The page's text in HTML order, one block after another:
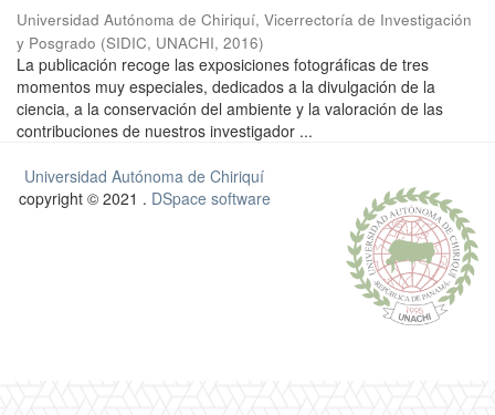
Universidad Autónoma de Chiriquí, Vicerrectoría de Investigación
y Posgrado (SIDIC, UNACHI, 2016)
La publicación recoge las exposiciones fotográficas de tres
momentos muy especiales, dedicados a la divulgación de la
ciencia, a la conservación del ambiente y la valoración de las
contribuciones de nuestros investigador ...
Universidad Autónoma de Chiriquí
copyright © 2021 . DSpace software